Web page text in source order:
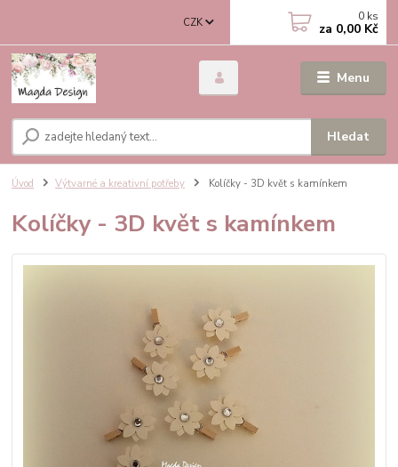
Menu
CZK
Hledat
0 ks
za 0,00 Kč
Úvod Výtvarné a kreativní potřeby Kolíčky - 3D květ s kamínkem
Kolíčky - 3D květ s kamínkem